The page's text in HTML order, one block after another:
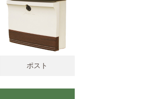
ポスト